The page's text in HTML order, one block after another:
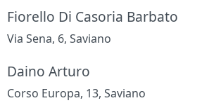
Fiorello Di Casoria Barbato
Via Sena, 6, Saviano
Daino Arturo
Corso Europa, 13, Saviano